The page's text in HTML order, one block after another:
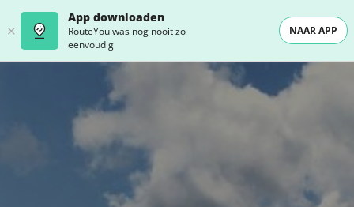
App downloaden
RouteYou was nog nooit zo
eenvoudig
NAAR APP